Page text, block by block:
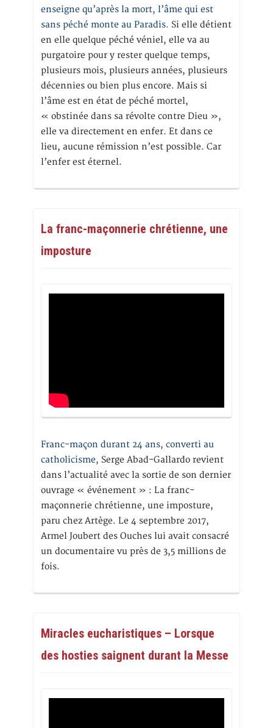
enseigne qu’après la mort, l’âme qui est
sans péché monte au Paradis. Si elle détient
en elle quelque péché véniel, elle va au
purgatoire pour y rester quelque temps,
plusieurs mois, plusieurs années, plusieurs
décennies ou bien plus encore. Mais si
l’âme est en état de péché mortel,
« obstinée dans sa révolte contre Dieu »,
elle va directement en enfer. Et dans ce
lieu, aucune rémission n’est possible. Car
l’enfer est éternel.
La franc-maçonnerie chrétienne, une
imposture
Franc-maçon durant 24 ans, converti au
catholicisme, Serge Abad-Gallardo revient
dans l’actualité avec la sortie de son dernier
ouvrage « événement » : La franc-
maçonnerie chrétienne, une imposture,
paru chez Artège. Le 4 septembre 2017,
Armel Joubert des Ouches lui avait consacré
un documentaire vu près de 3,5 millions de
fois.
Miracles eucharistiques – Lorsque
des hosties saignent durant la Messe